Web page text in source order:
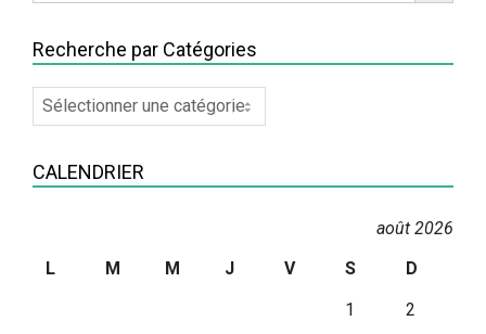
Recherche par Catégories
Recherche
par
CALENDRIER
août 2026
L
M M J V S
D
1
2